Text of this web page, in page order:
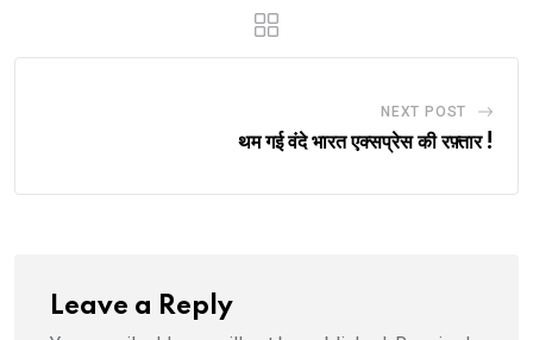
NEXT POST
थम गई वंदे भारत एक्सप्रेस की रफ़्तार !
Leave a Reply